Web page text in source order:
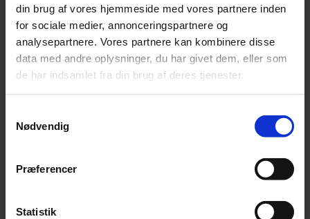
din brug af vores hjemmeside med vores partnere inden
for sociale medier, annonceringspartnere og
analysepartnere. Vores partnere kan kombinere disse
data med andre oplysninger, du har givet dem, eller som
de har indsamlet fra din brug af deres tjenester.
Nødvendig
Præferencer
Statistik
Nyhed
Bayreuths nye ‘AI Ring’ får hård medfart